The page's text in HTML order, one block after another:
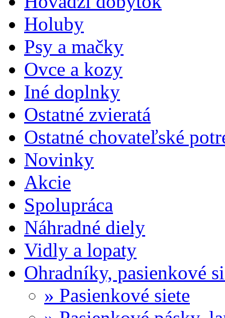
Holuby
Psy a mačky
Ovce a kozy
Iné doplnky
Ostatné zvieratá
Ostatné chovateľské
Novinky
Akcie
Spolupráca
Náhradné diely
Vidly a lopaty
Ohradníky, pasienkové
» Pasienkové siete